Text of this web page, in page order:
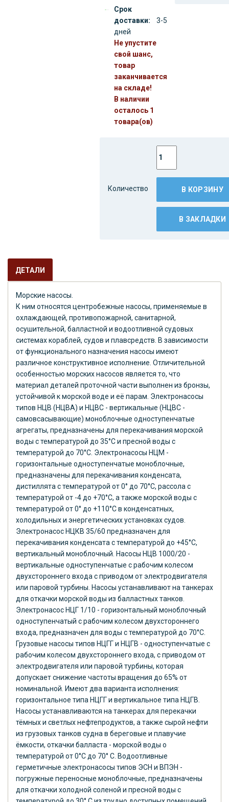
Срок
доставки:
3-5
дней
Не упустите
свой шанс,
товар
заканчивается
на складе!
В наличии
осталось 1
товара(ов)
Количество В КОРЗИНУ
В ЗАКЛАДКИ
ДЕТАЛИ
Морские насосы.
К ним относятся центробежные насосы, применяемые в
охлаждающей, противопожарной, санитарной,
осушительной, балластной и водоотливной судовых
системах кораблей, судов и плавсредств. В зависимости
от функционального назначения насосы имеют
различное конструктивное исполнение. Отличительной
особенностью морских насосов является то, что
материал деталей проточной части выполнен из бронзы,
устойчивой к морской воде и её парам. Электронасосы
типов НЦВ (НЦВА) и НЦВС - вертикальные (НЦВС -
самовсасывающие) моноблочные одноступенчатые
агрегаты, предназначены для перекачивания морской
воды с температурой до 35°С и пресной воды с
температурой до 70°С. Электронасосы НЦМ -
горизонтальные одноступенчатые моноблочные,
предназначены для перекачивания конденсата,
дистиллята с температурой от 0° до 70°С, рассола с
температурой от -4 до +70°С, а также морской воды с
температурой от 0° до +110°С в конденсатных,
холодильных и энергетических установках судов.
Электронасос НЦКВ 35/60 предназначен для
перекачивания конденсата с температурой до +45°С,
вертикальный моноблочный. Насосы НЦВ 1000/20 -
вертикальные одноступенчатые с рабочим колесом
двухстороннего входа с приводом от электродвигателя
или паровой турбины. Насосы устанавливают на танкерах
для откачки морской воды из балластных танков.
Электронасос НЦГ 1/10 - горизонтальный моноблочный
одноступенчатый с рабочим колесом двухстороннего
входа, предназначен для воды с температурой до 70°С.
Грузовые насосы типов НЦГГ и НЦГВ - одноступенчатые с
рабочим колесом двухстороннего входа, с приводом от
электродвигателя или паровой турбины, которая
допускает снижение частоты вращения до 65% от
номинальной. Имеют два варианта исполнения:
горизонтальное типа НЦГГ и вертикальное типа НЦГВ.
Насосы устанавливаются на танкерах для перекачки
тёмных и светлых нефтепродуктов, а также сырой нефти
из грузовых танков судна в береговые и плавучие
ёмкости, откачки балласта - морской воды о
температурой от 0°С до 70° С. Водоотливные
герметичные электронасосы типов ЭСН и ВПЭН -
погружные переносные моноблочные, предназначены
для откачки холодной соленой и пресной воды с